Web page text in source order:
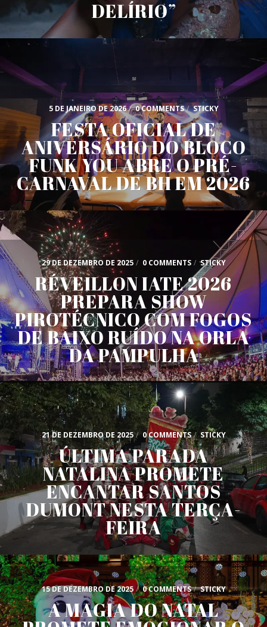
DELÍRIO”
5 DE JANEIRO DE 2026 / 0 COMMENTS / STICKY
FESTA OFICIAL DE
ANIVERSÁRIO DO BLOCO
FUNK YOU ABRE O PRÉ-
CARNAVAL DE BH EM 2026
29 DE DEZEMBRO DE 2025 / 0 COMMENTS / STICKY
RÉVEILLON IATE 2026
PREPARA SHOW
PIROTÉCNICO COM FOGOS
DE BAIXO RUÍDO NA ORLA
DA PAMPULHA
21 DE DEZEMBRO DE 2025 / 0 COMMENTS / STICKY
ÚLTIMA PARADA
NATALINA PROMETE
ENCANTAR SANTOS
DUMONT NESTA TERÇA-
FEIRA
15 DE DEZEMBRO DE 2025 / 0 COMMENTS / STICKY
A MAGIA DO NATAL